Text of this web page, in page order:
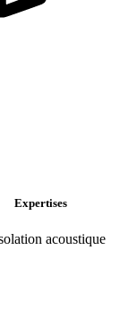
Expertises
acoustique